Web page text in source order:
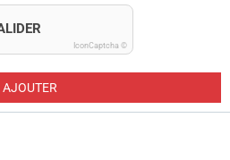
IconCaptcha ©
AJOUTER